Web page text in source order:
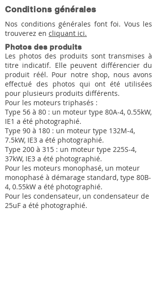
Conditions générales
Nos conditions générales font foi. Vous les
trouverez en cliquant ici.
Photos des produits
Les photos des produits sont transmises à
titre indicatif. Elle peuvent différencier du
produit réél. Pour notre shop, nous avons
effectué des photos qui ont été utilisées
pour plusieurs produits différents.
Pour les moteurs triphasés :
Type 56 à 80 : un moteur type 80A-4, 0.55kW,
IE1 a été photographié.
Type 90 à 180 : un moteur type 132M-4,
7.5kW, IE3 a été photographié.
Type 200 à 315 : un moteur type 225S-4,
37kW, IE3 a été photographié.
Pour les moteurs monophasé, un moteur
monophasé à démarage standard, type 80B-
4, 0.55kW a été photographié.
Pour les condensateur, un condensateur de
25uF a été photographié.